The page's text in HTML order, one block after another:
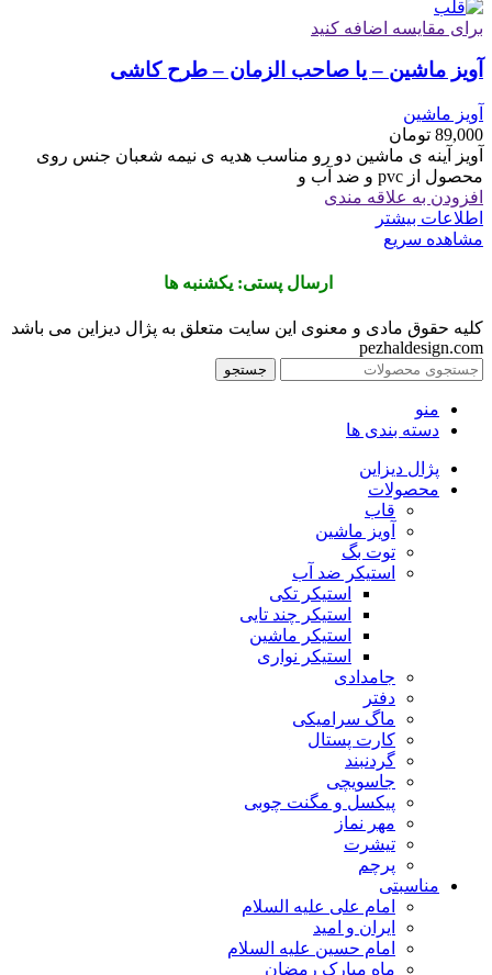
برای مقایسه اضافه کنید
آویز ماشین – یا صاحب الزمان – طرح کاشی
آویز ماشین
89,000 تومان
آویز آینه ی ماشین دو رو مناسب هدیه ی نیمه شعبان جنس روی
محصول از pvc و ضد آب و
افزودن به علاقه مندی
اطلاعات بیشتر
مشاهده سریع
ارسال پستی: یکشنبه ها
کلیه حقوق مادی و معنوی این سایت متعلق به پژال دیزاین می باشد
pezhaldesign.com
جستجو
منو
دسته بندی ها
پژال دیزاین
محصولات
قاب
آویز ماشین
توت بگ
استیکر ضد آب
استیکر تکی
استیکر چند تایی
استیکر ماشین
استیکر نواری
جامدادی
دفتر
ماگ سرامیکی
کارت پستال
گردنبند
جاسویچی
پیکسل و مگنت چوبی
مهر نماز
تیشرت
پرچم
مناسبتی
امام علی علیه السلام
ایران و امید
امام حسین علیه السلام
ماه مبارک رمضان